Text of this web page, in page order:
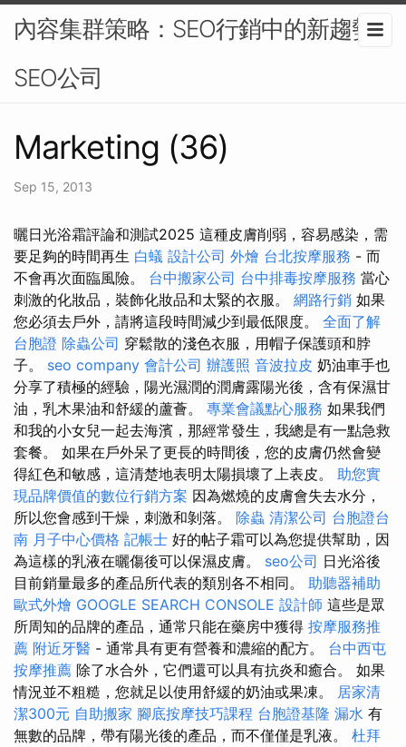
內容集群策略：SEO行銷中的新趨勢-
SEO公司
Marketing (36)
Sep 15, 2013
曬日光浴霜評論和測試2025 這種皮膚削弱，容易感染，需
要足夠的時間再生 白蟻 設計公司 外燴 台北按摩服務 - 而
不會再次面臨風險。 台中搬家公司 台中排毒按摩服務 當心
刺激的化妝品，裝飾化妝品和太緊的衣服。 網路行銷 如果
您必須去戶外，請將這段時間減少到最低限度。 全面了解
台胞證 除蟲公司 穿鬆散的淺色衣服，用帽子保護頭和脖
子。 seo company 會計公司 辦護照 音波拉皮 奶油車手也
分享了積極的經驗，陽光濕潤的潤膚露陽光後，含有保濕甘
油，乳木果油和舒緩的蘆薈。 專業會議點心服務 如果我們
和我的小女兒一起去海濱，那經常發生，我總是有一點急救
套餐。 如果在戶外呆了更長的時間後，您的皮膚仍然會變
得紅色和敏感，這清楚地表明太陽損壞了上表皮。 助您實
現品牌價值的數位行銷方案 因為燃燒的皮膚會失去水分，
所以您會感到干燥，刺激和剝落。 除蟲 清潔公司 台胞證台
南 月子中心價格 記帳士 好的帖子霜可以為您提供幫助，因
為這樣的乳液在曬傷後可以保濕皮膚。 seo公司 日光浴後
目前銷量最多的產品所代表的類別各不相同。 助聽器補助
歐式外燴 GOOGLE SEARCH CONSOLE 設計師 這些是眾
所周知的品牌的產品，通常只能在藥房中獲得 按摩服務推
薦 附近牙醫 - 通常具有更有營養和濃縮的配方。 台中西屯
按摩推薦 除了水合外，它們還可以具有抗炎和癒合。 如果
情況並不粗糙，您就足以使用舒緩的奶油或果凍。 居家清
潔300元 自助搬家 腳底按摩技巧課程 台胞證基隆 漏水 有
無數的品牌，帶有陽光後的產品，而不僅僅是乳液。 杜拜